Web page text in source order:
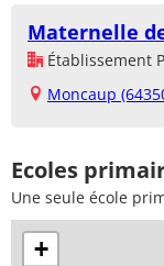
Maternelle
Établissement
Moncaup
Ecoles
Une seule école
+